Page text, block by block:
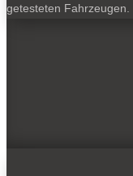
getesteten Fahrzeugen.